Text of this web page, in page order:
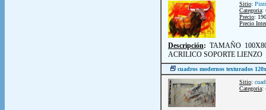
Sitio:
Categoria:
Precio:
Precio
Descripción: TAMAÑO
ACRILICO SOPORTE LIENZO
cuadros modernos texturados
Sitio:
Categoria: